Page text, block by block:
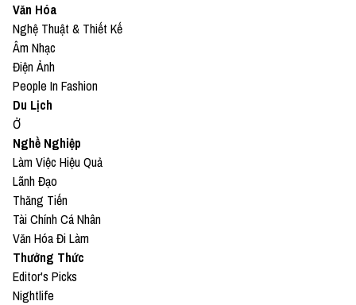
Văn Hóa
Nghệ Thuật & Thiết Kế
Âm Nhạc
Điện Ảnh
People In Fashion
Du Lịch
Ở
Nghề Nghiệp
Làm Việc Hiệu Quả
Lãnh Đạo
Thăng Tiến
Tài Chính Cá Nhân
Văn Hóa Đi Làm
Thưởng Thức
Editor's Picks
Nightlife